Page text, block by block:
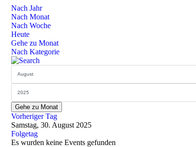
Nach Jahr
Nach Monat
Nach Woche
Heute
Gehe zu Monat
Nach Kategorie
Gehe zu Monat
Vorheriger Tag
Samstag, 30. August 2025
Folgetag
Es wurden keine Events gefunden